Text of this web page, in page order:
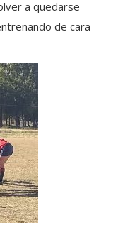
a quedarse
de cara